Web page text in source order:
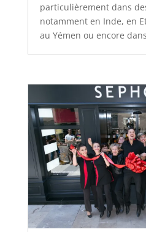
particulièrement dans
notamment en Inde, en
au Yémen ou encore